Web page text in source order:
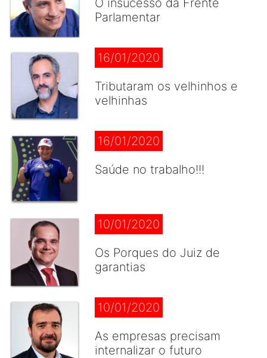
Parlamentar
16/01/2020
Tributaram os velhinhos e
velhinhas
16/01/2020
Saúde no trabalho!!!
10/01/2020
Os Porques do Juiz de
garantias
10/01/2020
As empresas precisam
internalizar o futuro